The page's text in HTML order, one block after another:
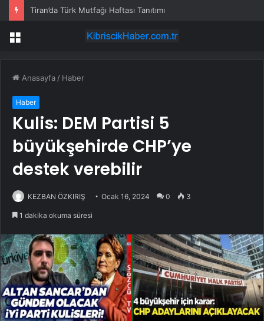
Tiran’da Türk Mutfağı Haftası Tanıtımı
Menü
Anasayfa / Haber
Haber
Kulis: DEM Partisi 5
büyükşehirde CHP’ye
destek verebilir
KEZBAN ÖZKIRIŞ Ocak 16, 2024 0 3
1 dakika okuma süresi